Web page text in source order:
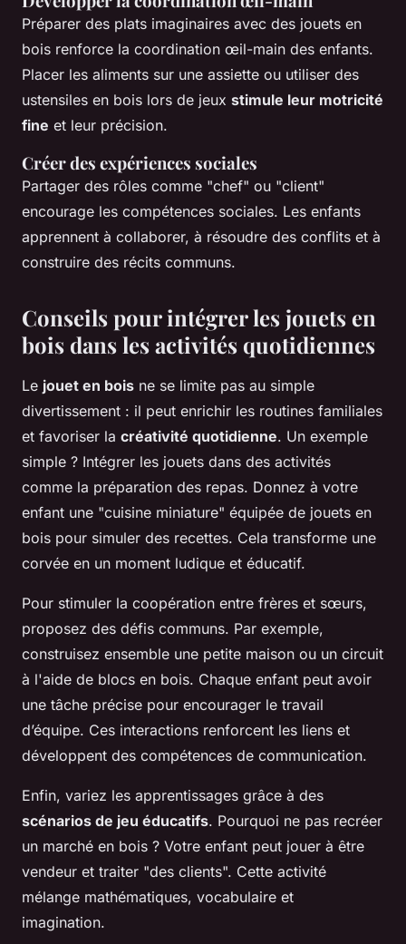
Préparer des plats imaginaires avec des jouets en
bois renforce la coordination œil-main des enfants.
Placer les aliments sur une assiette ou utiliser des
ustensiles en bois lors de jeux stimule leur motricité
fine et leur précision.
Créer des expériences sociales
Partager des rôles comme "chef" ou "client"
encourage les compétences sociales. Les enfants
apprennent à collaborer, à résoudre des conflits et à
construire des récits communs.
Conseils pour intégrer les jouets en
bois dans les activités quotidiennes
Le jouet en bois ne se limite pas au simple
divertissement : il peut enrichir les routines familiales
et favoriser la créativité quotidienne. Un exemple
simple ? Intégrer les jouets dans des activités
comme la préparation des repas. Donnez à votre
enfant une "cuisine miniature" équipée de jouets en
bois pour simuler des recettes. Cela transforme une
corvée en un moment ludique et éducatif.
Pour stimuler la coopération entre frères et sœurs,
proposez des défis communs. Par exemple,
construisez ensemble une petite maison ou un circuit
à l'aide de blocs en bois. Chaque enfant peut avoir
une tâche précise pour encourager le travail
d’équipe. Ces interactions renforcent les liens et
développent des compétences de communication.
Enfin, variez les apprentissages grâce à des
scénarios de jeu éducatifs. Pourquoi ne pas recréer
un marché en bois ? Votre enfant peut jouer à être
vendeur et traiter "des clients". Cette activité
mélange mathématiques, vocabulaire et
imagination.